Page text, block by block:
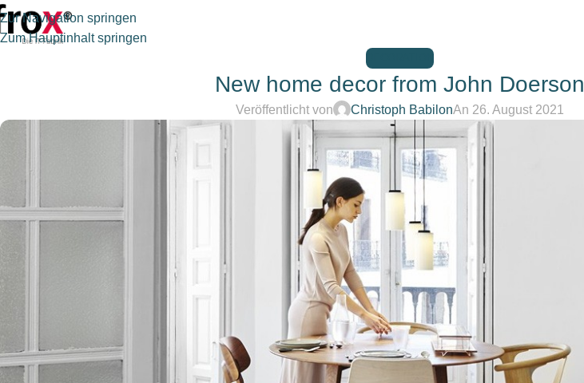
Zur Navigation springen
Zum Hauptinhalt springen
New home decor from John Doerson
Veröffentlicht von Christoph BabilonAn 26. August 2021